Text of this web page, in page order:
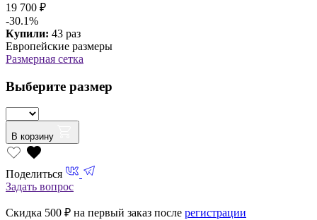
19 700 ₽
-30.1%
Купили: 43 раз
Европейские размеры
Размерная сетка
Выберите размер
В корзину
Поделиться
Задать вопрос
Скидка 500 ₽ на первый заказ после регистрации